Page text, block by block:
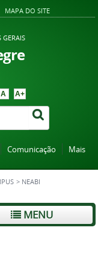
MAPA DO SITE
GERAIS
A A+
Comunicação
Mais
> NEABI
MENU